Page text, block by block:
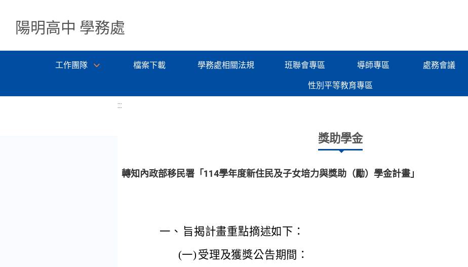
陽明高中 學務處
工作團隊 檔案下載 學務處相關法規 班聯會專區 導師專區 處務會議
性別平等教育專區
:::
獎助學金
轉知內政部移民署「114學年度新住民及子女培力與獎助（勵）學金計畫」
一、 旨揭計畫重點摘述如下：
(一) 受理及獲獎公告期間：